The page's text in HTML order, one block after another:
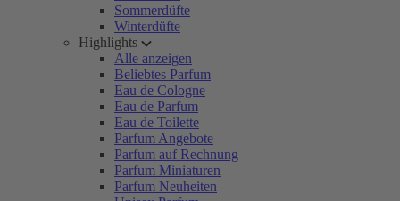
Sommerdüfte
Winterdüfte
Highlights
Alle anzeigen
Beliebtes Parfum
Eau de Cologne
Eau de Parfum
Eau de Toilette
Parfum Angebote
Parfum auf Rechnung
Parfum Miniaturen
Parfum Neuheiten